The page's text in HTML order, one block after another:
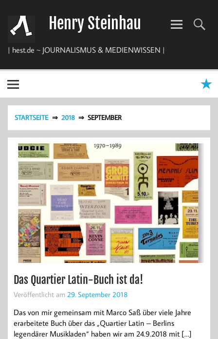
springen
Henry Steinhau
| hest.de ~ JOURNALISMUS & MEDIENWISSEN |
STARTSEITE 2018 SEPTEMBER
Das Quartier Latin-Buch ist da!
Veröffentlicht am 29. September 2018
Das von mir gemeinsam mit Marco Saß über viele Jahre
erarbeitete Buch über das „Quartier Latin – Berlins
legendärer Musikladen“ haben wir am 24.9.2018 mit […]